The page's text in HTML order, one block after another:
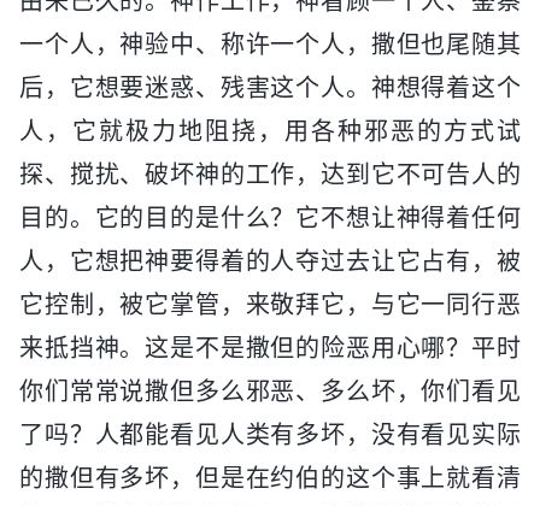
一个人，神验中、称许一个人，撒但也尾随其
后，它想要迷惑、残害这个人。神想得着这个
人，它就极力地阻挠，用各种邪恶的方式试
探、搅扰、破坏神的工作，达到它不可告人的
目的。它的目的是什么？它不想让神得着任何
人，它想把神要得着的人夺过去让它占有，被
它控制，被它掌管，来敬拜它，与它一同行恶
来抵挡神。这是不是撒但的险恶用心哪？平时
你们常常说撒但多么邪恶、多么坏，你们看见
了吗？人都能看见人类有多坏，没有看见实际
的撒但有多坏，但是在约伯的这个事上就看清